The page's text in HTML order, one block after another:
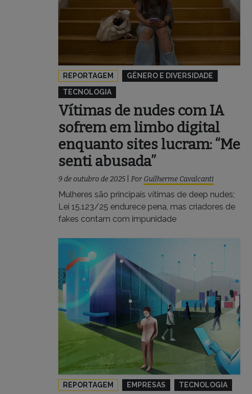
REPORTAGEM
GÊNERO E DIVERSIDADE
TECNOLOGIA
Vítimas de nudes com IA
sofrem em limbo digital
enquanto sites lucram: “Me
senti abusada”
9 de outubro de 2025 Por Guilherme Cavalcanti
Mulheres são principais vítimas de deep nudes;
Lei 15.123/25 endurece pena, mas criadores de
fakes contam com impunidade
REPORTAGEM EMPRESAS TECNOLOGIA